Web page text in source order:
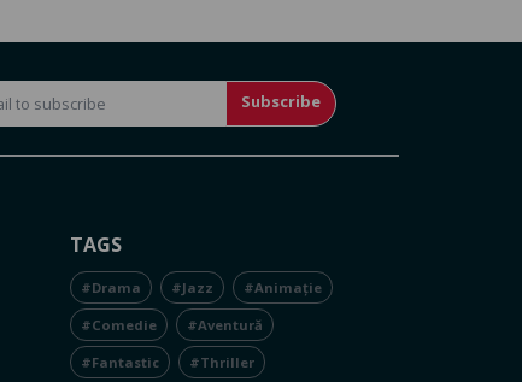
Subscribe
TAGS
#Drama #Jazz #Animație
#Comedie #Aventură
#Fantastic #Thriller